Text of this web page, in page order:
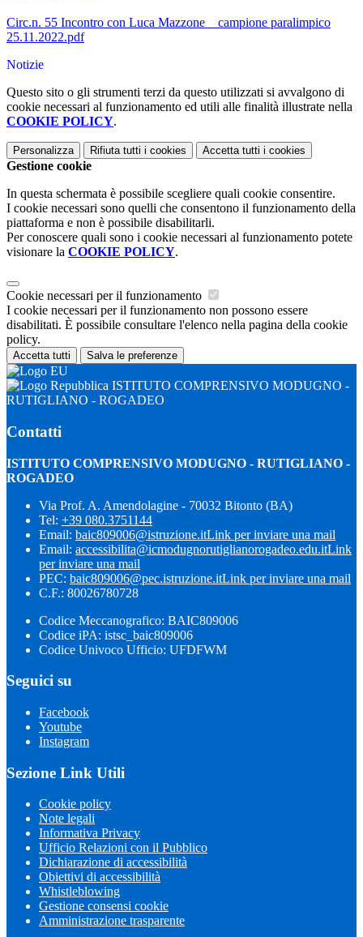
Circ.n. 55 Incontro con Luca Mazzone _ campione paralimpico
25.11.2022.pdf
Notizie
Questo sito o gli strumenti terzi da questo utilizzati si avvalgono di
cookie necessari al funzionamento ed utili alle finalità illustrate nella
COOKIE POLICY.
Personalizza Rifiuta tutti i cookies Accetta tutti i cookies
Gestione cookie
In questa schermata è possibile scegliere quali cookie consentire.
I cookie necessari sono quelli che consentono il funzionamento della
piattaforma e non è possibile disabilitarli.
Per conoscere quali sono i cookie necessari al funzionamento potete
visionare la COOKIE POLICY.
Cookie necessari per il funzionamento
I cookie necessari per il funzionamento non possono essere
disabilitati. È possibile consultare l'elenco nella pagina della cookie
policy.
Accetta tutti Salva le preferenze
ISTITUTO COMPRENSIVO MODUGNO -
RUTIGLIANO - ROGADEO
Contatti
ISTITUTO COMPRENSIVO MODUGNO - RUTIGLIANO -
ROGADEO
Via Prof. A. Amendolagine - 70032 Bitonto (BA)
Tel: +39 080.3751144
Email: baic809006@istruzione.itLink per inviare una mail
Email: accessibilita@icmodugnorutiglianorogadeo.edu.itLink
per inviare una mail
PEC: baic809006@pec.istruzione.itLink per inviare una mail
C.F.: 80026780728
Codice Meccanografico: BAIC809006
Codice iPA: istsc_baic809006
Codice Univoco Ufficio: UFDFWM
Seguici su
Facebook
Youtube
Instagram
Sezione Link Utili
Cookie policy
Note legali
Informativa Privacy
Ufficio Relazioni con il Pubblico
Dichiarazione di accessibilità
Obiettivi di accessibilità
Whistleblowing
Gestione consensi cookie
Amministrazione trasparente